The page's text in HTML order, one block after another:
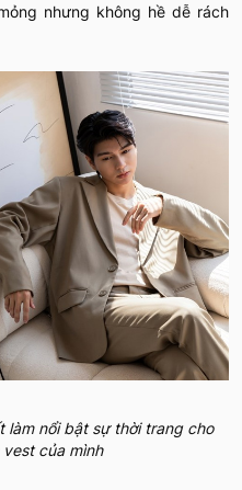
nhưng không hề dễ rách
làm nổi bật sự thời trang cho
của mình